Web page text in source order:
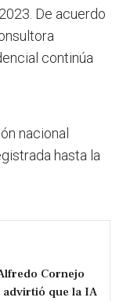
De acuerdo
continúa
nacional
hasta la
Cornejo
advirtió que la IA